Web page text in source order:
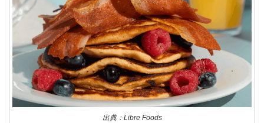
出典：Libre Foods